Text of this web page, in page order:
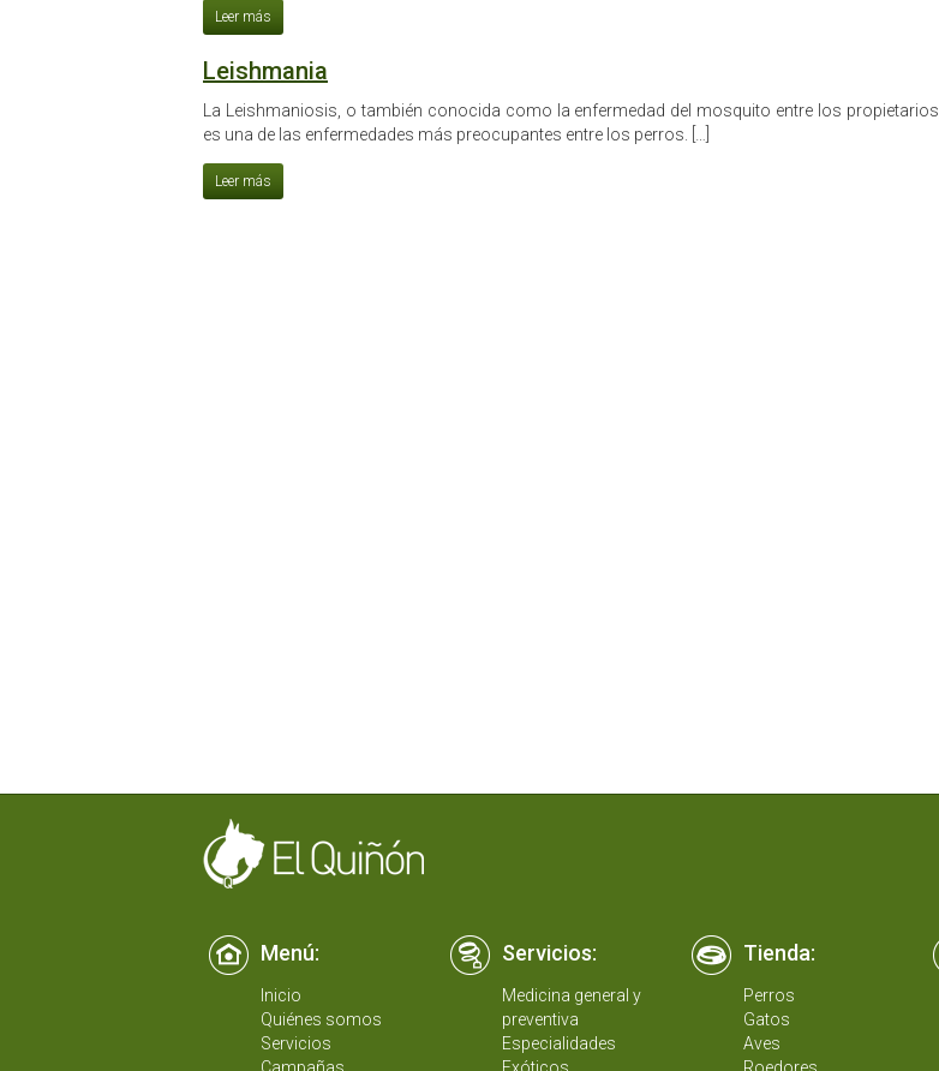
Leishmania
La Leishmaniosis, o también conocida como la enfermedad del mosquito entre los propietarios,
es una de las enfermedades más preocupantes entre los perros. […]
Menú: Servicios: Tienda:
Inicio
Quiénes somos
Servicios
Medicina general y
preventiva
Especialidades
Perros
Gatos
Aves